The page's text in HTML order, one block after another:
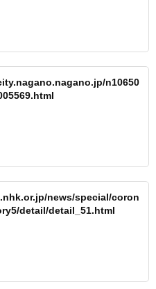
n10650
news/special/coron
detail/detail_51.html